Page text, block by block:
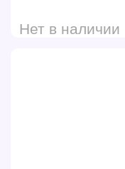
Нет в наличии